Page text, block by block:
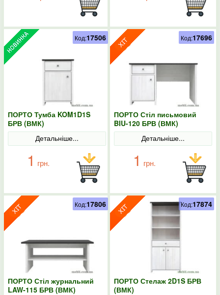
ПОРТО Тумба KOM1D1S
БРВ (ВМК)
Детальніше...
1 грн.
Код:17506
ПОРТО Стіл письмовий
BIU-120 БРВ (ВМК)
Детальніше...
1 грн.
Код:17696
ПОРТО Стіл журнальний
LAW-115 БРВ (ВМК)
Код:17806
ПОРТО Стелаж 2D1S БРВ
(ВМК)
Код:17874